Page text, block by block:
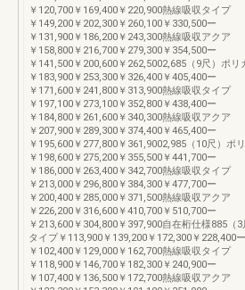
￥120,700￥169,400￥220,900熱線吸収タイプ
￥149,200￥202,300￥260,100￥330,500ー
￥131,900￥186,200￥243,300熱線吸収アクア
￥158,800￥216,700￥279,300￥354,500ー
￥141,500￥200,600￥262,5002,685（9尺）ポリ
￥183,900￥253,300￥326,400￥405,400ー
￥171,600￥241,800￥313,900熱線吸収タイプ
￥197,100￥273,100￥352,800￥438,400ー
￥184,800￥261,600￥340,300熱線吸収アクア
￥207,900￥289,300￥374,400￥465,400ー
￥195,600￥277,800￥361,9002,985（10尺）ポ
￥198,600￥275,200￥355,500￥441,700ー
￥186,000￥263,400￥342,700熱線吸収タイプ
￥213,000￥296,800￥384,300￥477,700ー
￥200,400￥285,000￥371,500熱線吸収アクア
￥226,200￥316,600￥410,700￥510,700ー
￥213,600￥304,800￥397,900自在桁仕様885（
タイプ￥113,900￥139,200￥172,300￥228,400ー
￥102,400￥129,000￥162,700熱線吸収タイプ
￥118,900￥146,700￥182,300￥240,900ー
￥107,400￥136,500￥172,700熱線吸収アクア